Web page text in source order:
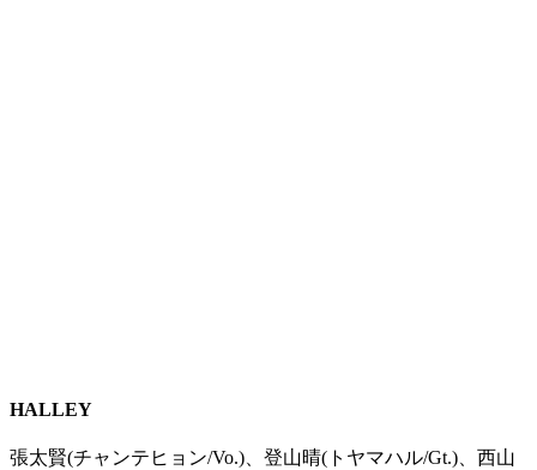
HALLEY
張太賢(チャンテヒョン/Vo.)、登山晴(トヤマハル/Gt.)、西山